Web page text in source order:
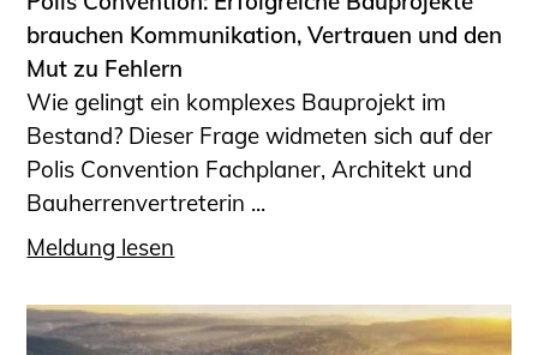
brauchen Kommunikation, Vertrauen und den
Mut zu Fehlern
Wie gelingt ein komplexes Bauprojekt im
Bestand? Dieser Frage widmeten sich auf der
Polis Convention Fachplaner, Architekt und
Bauherrenvertreterin ...
Meldung lesen